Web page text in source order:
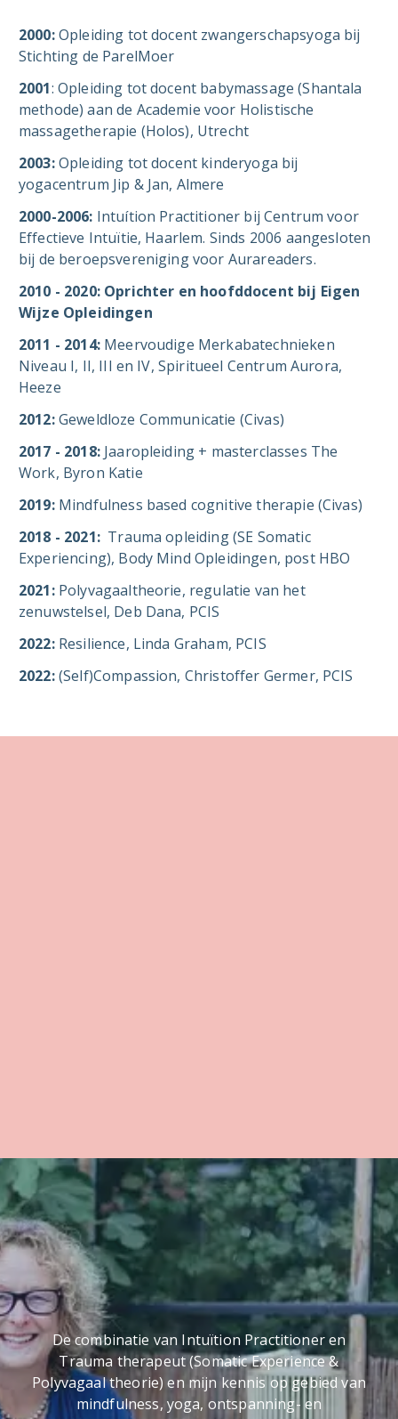
2000:Opleiding tot docent zwangerschapsyoga bij
Stichting de ParelMoer
2001: Opleiding tot docent babymassage (Shantala
methode) aan de Academie voor Holistische
massagetherapie (Holos), Utrecht
2003:Opleiding tot docent kinderyoga bij
yogacentrum Jip & Jan, Almere
2000-2006: Intuítion Practitioner bij Centrum voor
Effectieve Intuïtie, Haarlem. Sinds 2006 aangesloten
bij de beroepsvereniging voor Aurareaders.
2010 - 2020: Oprichter en hoofddocent bij Eigen
Wijze Opleidingen
2011 - 2014: Meervoudige Merkabatechnieken
Niveau I, II, III en IV, Spiritueel Centrum Aurora,
Heeze
2012:Geweldloze Communicatie (Civas)
2017 - 2018:Jaaropleiding + masterclasses The
Work, Byron Katie
2019:Mindfulness based cognitive therapie (Civas)
2018 - 2021: Trauma opleiding (SE Somatic
Experiencing), Body Mind Opleidingen, post HBO
2021:Polyvagaaltheorie, regulatie van het
zenuwstelsel, Deb Dana, PCIS
2022:Resilience, Linda Graham, PCIS
2022:(Self)Compassion, Christoffer Germer, PCIS
De combinatie van Intuïtion Practitioner en
Trauma therapeut (Somatic Experience &
Polyvagaal theorie) en mijn kennis op gebied van
mindfulness, yoga, ontspanning- en